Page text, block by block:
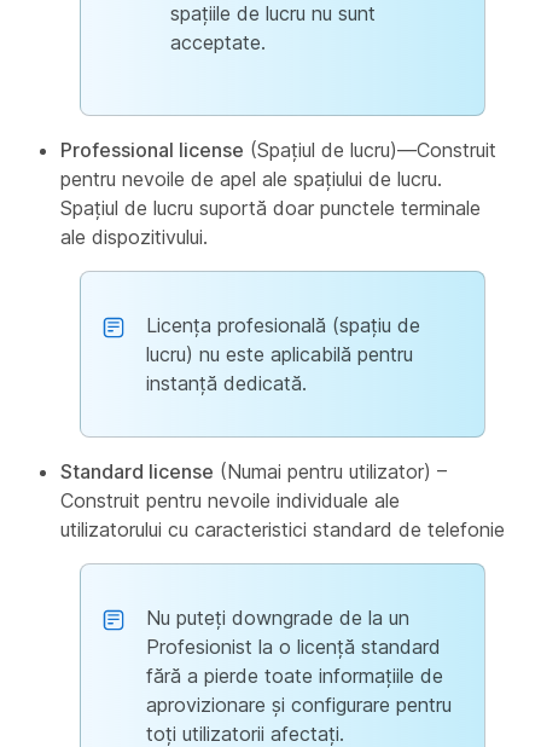
spațiile de lucru nu sunt
acceptate.
Professional license (Spațiul de lucru)—Construit
pentru nevoile de apel ale spațiului de lucru.
Spațiul de lucru suportă doar punctele terminale
ale dispozitivului.
Licența profesională (spațiu de
lucru) nu este aplicabilă pentru
instanță dedicată.
Standard license (Numai pentru utilizator) –
Construit pentru nevoile individuale ale
utilizatorului cu caracteristici standard de telefonie
Nu puteți downgrade de la un
Profesionist la o licență standard
fără a pierde toate informațiile de
aprovizionare și configurare pentru
toți utilizatorii afectați.